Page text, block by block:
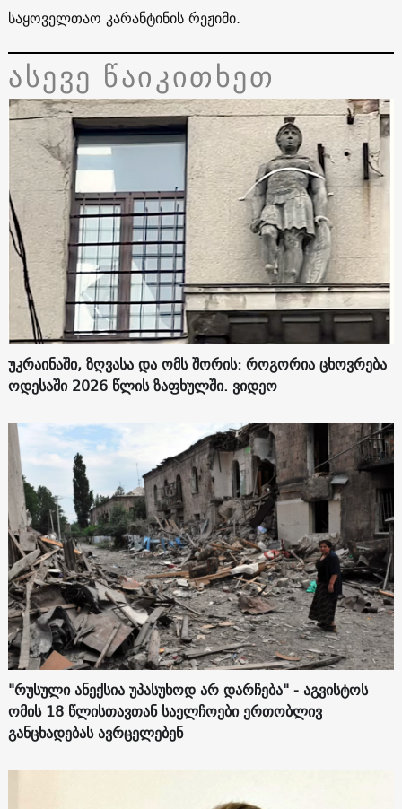
საყოველთაო კარანტინის რეჟიმი.
ასევე წაიკითხეთ
უკრაინაში, ზღვასა და ომს შორის: როგორია ცხოვრება
ოდესაში 2026 წლის ზაფხულში. ვიდეო
"რუსული ანექსია უპასუხოდ არ დარჩება" - აგვისტოს
ომის 18 წლისთავთან საელჩოები ერთობლივ
განცხადებას ავრცელებენ